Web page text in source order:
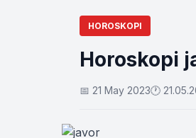
HOROSKOPI
Horoskopi
📅 21 May 2023🕐